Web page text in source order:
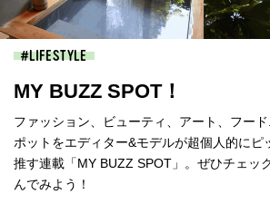
LIFESTYLE
MY BUZZ SPOT！
ファッション、ビューティ、アート、フー
ポットをエディター&モデルが超個人的にピ
推す連載「MY BUZZ SPOT」。ぜひチェッ
んでみよう！